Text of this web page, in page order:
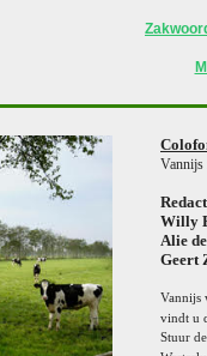
Vannijs
Willy
Alie
Geert
Vannijs
vindt u
Stuur de